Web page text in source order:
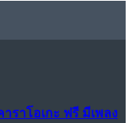
ราโอเกะ ฟรี มีเพลง